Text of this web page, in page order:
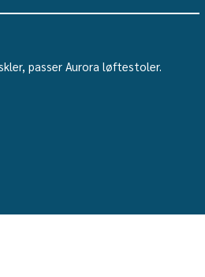
passer Aurora løftestoler.